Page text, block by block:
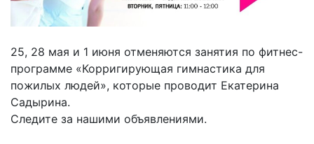
25, 28 мая и 1 июня отменяются занятия по фитнес-
программе «Корригирующая гимнастика для
пожилых людей», которые проводит Екатерина
Садырина.
Следите за нашими объявлениями.